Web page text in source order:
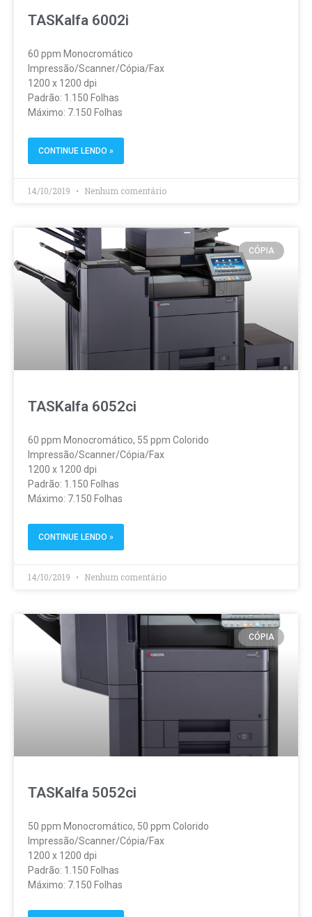
TASKalfa 6002i
60 ppm Monocromático
Impressão/Scanner/Cópia/Fax
1200 x 1200 dpi
Padrão: 1.150 Folhas
Máximo: 7.150 Folhas
CONTINUE LENDO »
14/10/2019 Nenhum comentário
CÓPIA
TASKalfa 6052ci
60 ppm Monocromático, 55 ppm Colorido
Impressão/Scanner/Cópia/Fax
1200 x 1200 dpi
Padrão: 1.150 Folhas
Máximo: 7.150 Folhas
CONTINUE LENDO »
14/10/2019 Nenhum comentário
CÓPIA
TASKalfa 5052ci
50 ppm Monocromático, 50 ppm Colorido
Impressão/Scanner/Cópia/Fax
1200 x 1200 dpi
Padrão: 1.150 Folhas
Máximo: 7.150 Folhas